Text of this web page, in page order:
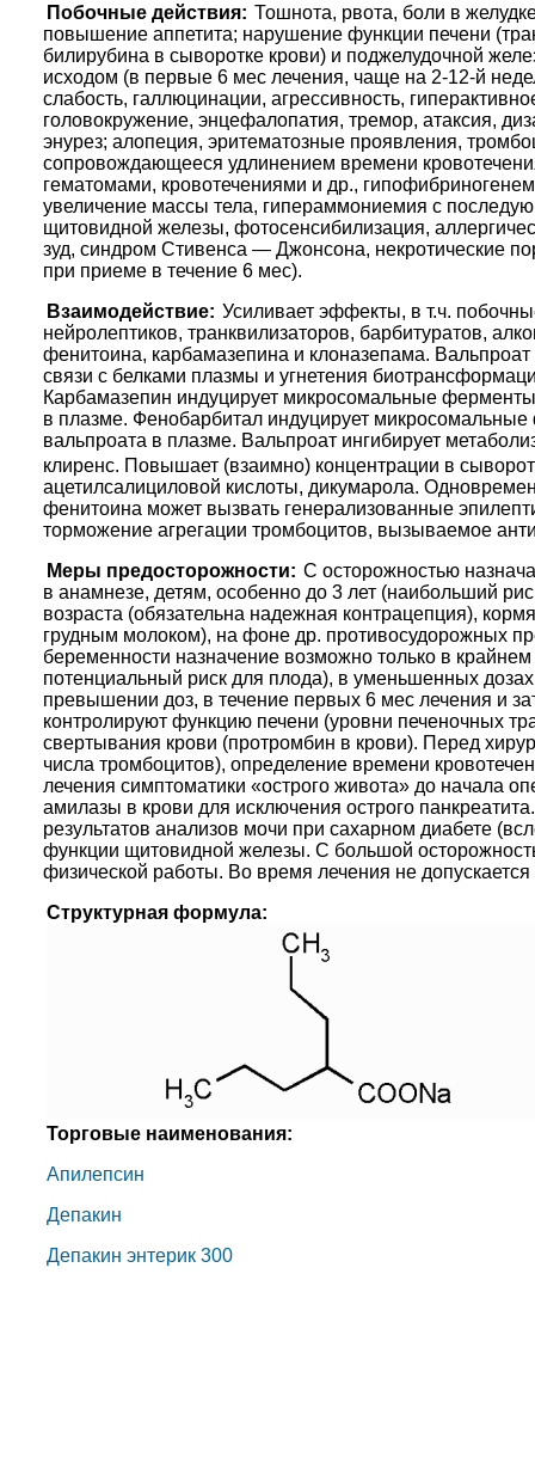
Побочные действия: Тошнота, рвота, боли в
повышение аппетита; нарушение функции печени
билирубина в сыворотке крови) и поджелудочной
исходом (в первые 6 мес лечения, чаще на 2-12-й
слабость, галлюцинации, агрессивность,
головокружение, энцефалопатия, тремор, атаксия,
энурез; алопеция, эритематозные проявления,
сопровождающееся удлинением времени
гематомами, кровотечениями и др.,
увеличение массы тела, гипераммониемия с
щитовидной железы, фотосенсибилизация,
зуд, синдром Стивенса — Джонсона, некротические
при приеме в течение 6 мес).
Взаимодействие: Усиливает эффекты, в т.ч.
нейролептиков, транквилизаторов, барбитуратов,
фенитоина, карбамазепина и клоназепама.
связи с белками плазмы и угнетения
Карбамазепин индуцирует микросомальные
в плазме. Фенобарбитал индуцирует
вальпроата в плазме. Вальпроат ингибирует
клиренс. Повышает (взаимно) концентрации в
ацетилсалициловой кислоты, дикумарола.
фенитоина может вызвать генерализованные
торможение агрегации тромбоцитов, вызываемое
Меры предосторожности: С осторожностью
в анамнезе, детям, особенно до 3 лет (наибольший
возраста (обязательна надежная контрацепция),
грудным молоком), на фоне др. противосудорожных
беременности назначение возможно только в
потенциальный риск для плода), в уменьшенных
превышении доз, в течение первых 6 мес лечения и
контролируют функцию печени (уровни печеночных
свертывания крови (протромбин в крови). Перед
числа тромбоцитов), определение времени
лечения симптоматики «острого живота» до начала
амилазы в крови для исключения острого
результатов анализов мочи при сахарном диабете
функции щитовидной железы. С большой
физической работы. Во время лечения не
Структурная формула:
Торговые наименования:
Апилепсин
Депакин
Депакин энтерик 300